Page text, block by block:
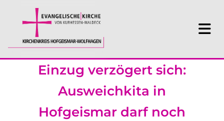
Einzug verzögert sich:
Ausweichkita in
Hofgeismar darf noch